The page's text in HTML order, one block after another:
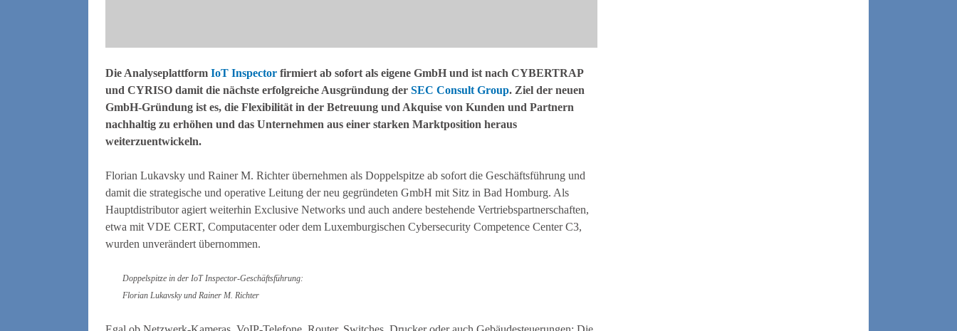
Die Analyseplattform IoT Inspector firmiert ab sofort als eigene GmbH und ist nach CYBERTRAP
und CYRISO damit die nächste erfolgreiche Ausgründung der SEC Consult Group. Ziel der neuen
GmbH-Gründung ist es, die Flexibilität in der Betreuung und Akquise von Kunden und Partnern
nachhaltig zu erhöhen und das Unternehmen aus einer starken Marktposition heraus
weiterzuentwickeln.
Florian Lukavsky und Rainer M. Richter übernehmen als Doppelspitze ab sofort die Geschäftsführung und
damit die strategische und operative Leitung der neu gegründeten GmbH mit Sitz in Bad Homburg. Als
Hauptdistributor agiert weiterhin Exclusive Networks und auch andere bestehende Vertriebspartnerschaften,
etwa mit VDE CERT, Computacenter oder dem Luxemburgischen Cybersecurity Competence Center C3,
wurden unverändert übernommen.
Doppelspitze in der IoT Inspector-Geschäftsführung:
Florian Lukavsky und Rainer M. Richter